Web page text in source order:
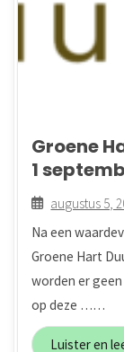
Groene
1
augustus 5,
Na een
Groene Hart
worden er
op deze ……
Luister en